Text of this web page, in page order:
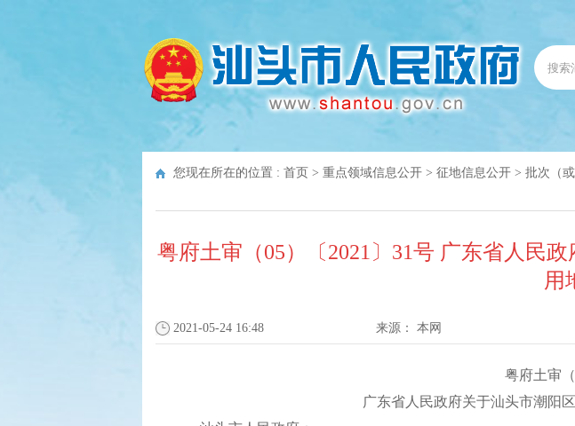
您现在所在的位置 : 首页 > 重点领域信息公开 > 征地信息公开 > 批次（
粤府土审（05）〔2021〕31号 广东省人民
用
2021-05-24 16:48 来源： 本网
粤府土审
广东省人民政府关于汕头市潮阳